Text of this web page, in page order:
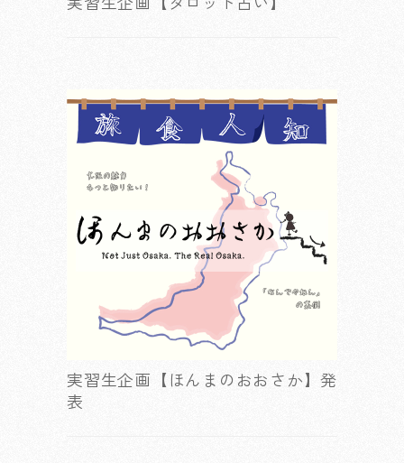
実習生企画【ほんまのおおさか】発
表